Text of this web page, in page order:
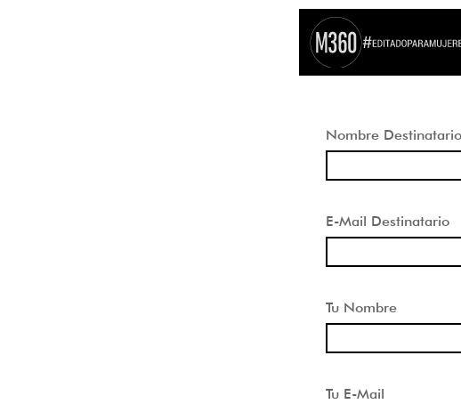
Nombre Destinatario
E-Mail Destinatario
Tu Nombre
Tu E-Mail